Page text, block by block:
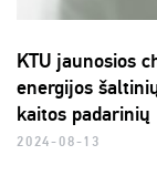
KTU jaunosios
energijos
kaitos padarinių
2024-08-13